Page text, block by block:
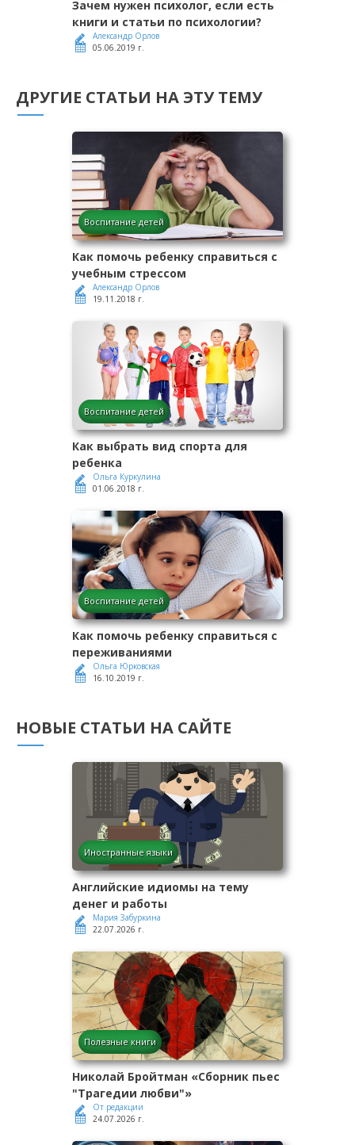
Зачем нужен психолог, если есть
книги и статьи по психологии?
Александр Орлов
05.06.2019 г.
ДРУГИЕ СТАТЬИ НА ЭТУ ТЕМУ
Воспитание детей
Как помочь ребенку справиться с
учебным стрессом
Александр Орлов
19.11.2018 г.
Воспитание детей
Как выбрать вид спорта для
ребенка
Ольга Куркулина
01.06.2018 г.
Воспитание детей
Как помочь ребенку справиться с
переживаниями
Ольга Юрковская
16.10.2019 г.
НОВЫЕ СТАТЬИ НА САЙТЕ
Иностранные языки
Английские идиомы на тему
денег и работы
Мария Забуркина
22.07.2026 г.
Полезные книги
Николай Бройтман «Сборник пьес
"Трагедии любви"»
От редакции
24.07.2026 г.